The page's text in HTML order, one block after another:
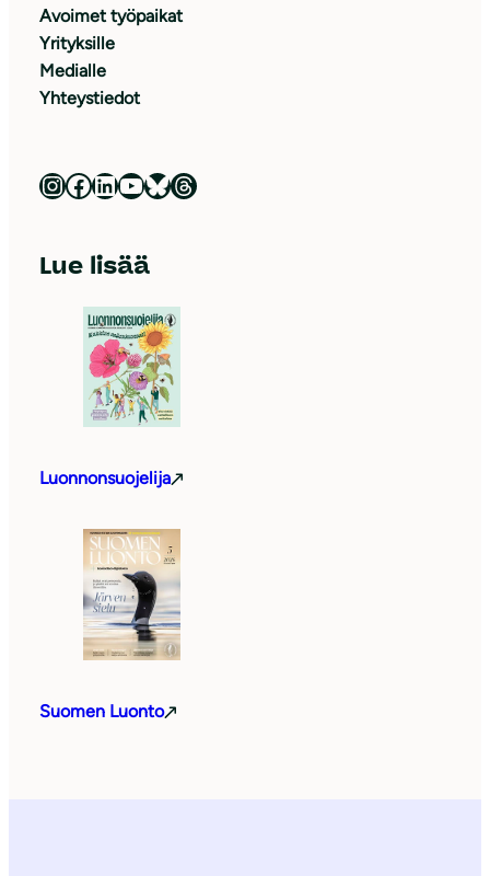
Avoimet työpaikat
Yrityksille
Medialle
Yhteystiedot
Luonnonsuojeluliitto Instagramissa Luonnonsuojeluliitto Facebookissa Luonnonsuojeluliitto LinkedInissä Luonnonsuojeluliiton YouTube-kanava Luonnonsuojeluliitto Blueskyssa Luonnonsuojeluliitto Threadsissa
Lue lisää
Luonnonsuojelija
Suomen Luonto